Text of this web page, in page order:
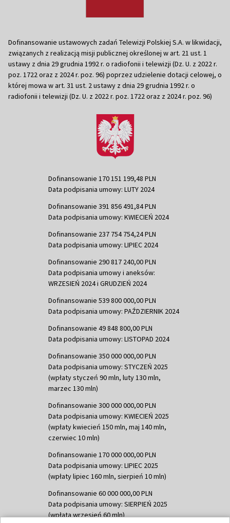
Dofinansowanie ustawowych zadań Telewizji Polskiej S.A. w likwidacji,
związanych z realizacją misji publicznej określonej w art. 21 ust. 1
ustawy z dnia 29 grudnia 1992 r. o radiofonii i telewizji (Dz. U. z 2022 r.
poz. 1722 oraz z 2024 r. poz. 96) poprzez udzielenie dotacji celowej, o
której mowa w art. 31 ust. 2 ustawy z dnia 29 grudnia 1992 r. o
radiofonii i telewizji (Dz. U. z 2022 r. poz. 1722 oraz z 2024 r. poz. 96)
Dofinansowanie 170 151 199,48 PLN
Data podpisania umowy: LUTY 2024
Dofinansowanie 391 856 491,84 PLN
Data podpisania umowy: KWIECIEŃ 2024
Dofinansowanie 237 754 754,24 PLN
Data podpisania umowy: LIPIEC 2024
Dofinansowanie 290 817 240,00 PLN
Data podpisania umowy i aneksów:
WRZESIEŃ 2024 i GRUDZIEŃ 2024
Dofinansowanie 539 800 000,00 PLN
Data podpisania umowy: PAŹDZIERNIK 2024
Dofinansowanie 49 848 800,00 PLN
Data podpisania umowy: LISTOPAD 2024
Dofinansowanie 350 000 000,00 PLN
Data podpisania umowy: STYCZEŃ 2025
(wpłaty styczeń 90 mln, luty 130 mln,
marzec 130 mln)
Dofinansowanie 300 000 000,00 PLN
Data podpisania umowy: KWIECIEŃ 2025
(wpłaty kwiecień 150 mln, maj 140 mln,
czerwiec 10 mln)
Dofinansowanie 170 000 000,00 PLN
Data podpisania umowy: LIPIEC 2025
(wpłaty lipiec 160 mln, sierpień 10 mln)
Dofinansowanie 60 000 000,00 PLN
Data podpisania umowy: SIERPIEŃ 2025
(wpłata wrzesień 60 mln)